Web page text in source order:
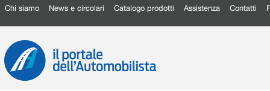
Chi siamo News e circolari Catalogo prodotti Assistenza Contatti